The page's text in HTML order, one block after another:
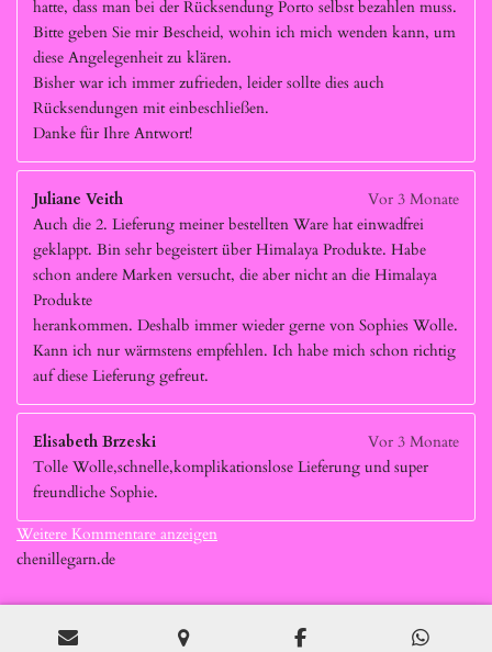
hatte, dass man bei der Rücksendung Porto selbst bezahlen muss.
Bitte geben Sie mir Bescheid, wohin ich mich wenden kann, um
diese Angelegenheit zu klären.
Bisher war ich immer zufrieden, leider sollte dies auch
Rücksendungen mit einbeschließen.
Danke für Ihre Antwort!
Juliane Veith
Vor 3 Monate
Auch die 2. Lieferung meiner bestellten Ware hat einwadfrei
geklappt. Bin sehr begeistert über Himalaya Produkte. Habe
schon andere Marken versucht, die aber nicht an die Himalaya
Produkte
herankommen. Deshalb immer wieder gerne von Sophies Wolle.
Kann ich nur wärmstens empfehlen. Ich habe mich schon richtig
auf diese Lieferung gefreut.
Elisabeth Brzeski
Vor 3 Monate
Tolle Wolle,schnelle,komplikationslose Lieferung und super
freundliche Sophie.
Weitere Kommentare anzeigen
chenillegarn.de